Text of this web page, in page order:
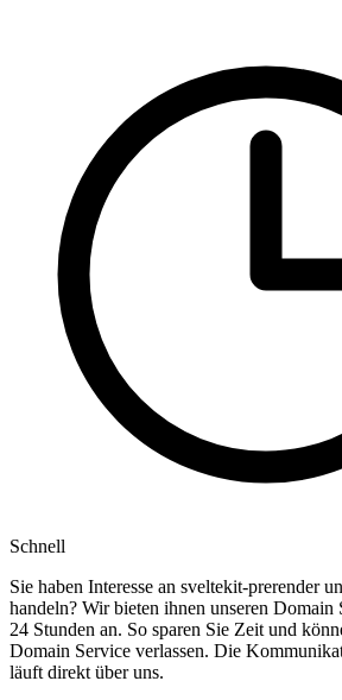
Schnell
Sie haben Interesse an sveltekit-prerender
handeln? Wir bieten ihnen unseren Domain
24 Stunden an. So sparen Sie Zeit und
Domain Service verlassen. Die
läuft direkt über uns.